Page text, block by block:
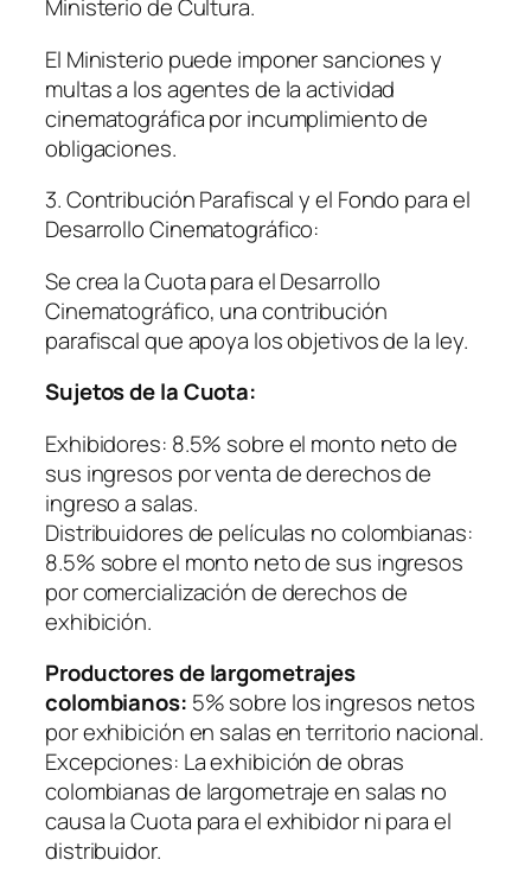
Ministerio de Cultura.
El Ministerio puede imponer sanciones y
multas a los agentes de la actividad
cinematográfica por incumplimiento de
obligaciones.
3. Contribución Parafiscal y el Fondo para el
Desarrollo Cinematográfico:
Se crea la Cuota para el Desarrollo
Cinematográfico, una contribución
parafiscal que apoya los objetivos de la ley.
Sujetos de la Cuota:
Exhibidores: 8.5% sobre el monto neto de
sus ingresos por venta de derechos de
ingreso a salas.
Distribuidores de películas no colombianas:
8.5% sobre el monto neto de sus ingresos
por comercialización de derechos de
exhibición.
Productores de largometrajes
colombianos: 5% sobre los ingresos netos
por exhibición en salas en territorio nacional.
Excepciones: La exhibición de obras
colombianas de largometraje en salas no
causa la Cuota para el exhibidor ni para el
distribuidor.